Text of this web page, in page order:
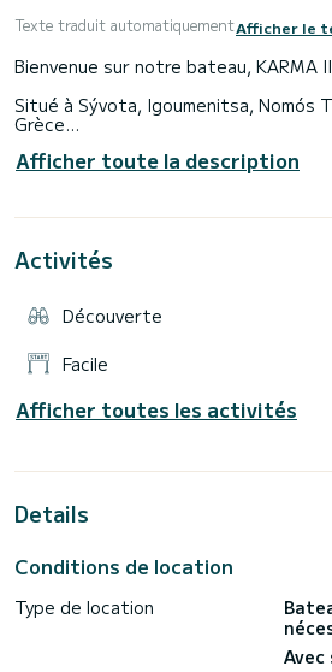
Texte traduit automatiquementAfficher le
Bienvenue sur notre bateau, KARMA
Situé à Sývota, Igoumenitsa, Nomós
Grèce
La route de Sivota à Paxos, Antipaxos.
Non inclus :
Afficher toute la description
Activités
Découverte
Facile
Afficher toutes les activités
Details
Conditions de location
Type de location
Avec